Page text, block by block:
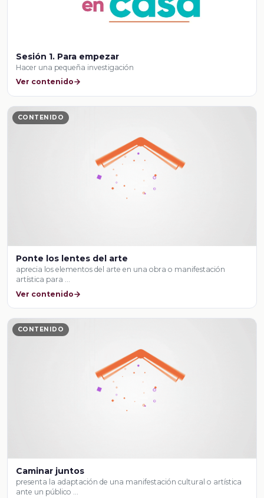
Sesión 1. Para empezar
Hacer una pequeña investigación
Ver contenido
CONTENIDO
Ponte los lentes del arte
aprecia los elementos del arte en una obra o manifestación
artística para …
Ver contenido
CONTENIDO
Caminar juntos
presenta la adaptación de una manifestación cultural o artística
ante un público …